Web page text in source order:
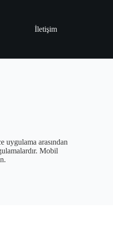
İletişim
arasından
Mobil